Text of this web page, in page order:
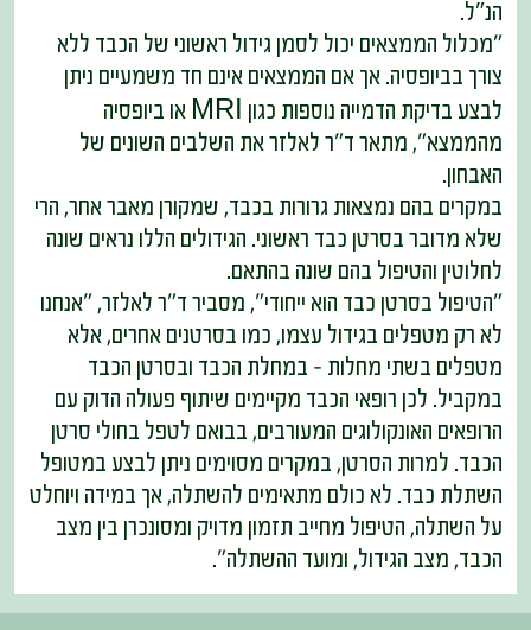
הנ״ל.
"מכלול הממצאים יכול לסמן גידול ראשוני של הכבד ללא
צורך בביופסיה. אך אם הממצאים אינם חד משמעיים ניתן
לבצע בדיקת הדמייה נוספות כגון MRI או ביופסיה
מהממצא", מתאר ד"ר לאלזר את השלבים השונים של
האבחון.
במקרים בהם נמצאות גרורות בכבד, שמקורן מאבר אחר, הרי
שלא מדובר בסרטן כבד ראשוני. הגידולים הללו נראים שונה
לחלוטין והטיפול בהם שונה בהתאם.
"הטיפול בסרטן כבד הוא ייחודי", מסביר ד"ר לאלזר, "אנחנו
לא רק מטפלים בגידול עצמו, כמו בסרטנים אחרים, אלא
מטפלים בשתי מחלות - במחלת הכבד ובסרטן הכבד
במקביל. לכן רופאי הכבד מקיימים שיתוף פעולה הדוק עם
הרופאים האונקולוגים המעורבים, בבואם לטפל בחולי סרטן
הכבד. למרות הסרטן, במקרים מסוימים ניתן לבצע במטופל
השתלת כבד. לא כולם מתאימים להשתלה, אך במידה ויוחלט
על השתלה, הטיפול מחייב תזמון מדויק ומסונכרן בין מצב
הכבד, מצב הגידול, ומועד ההשתלה".